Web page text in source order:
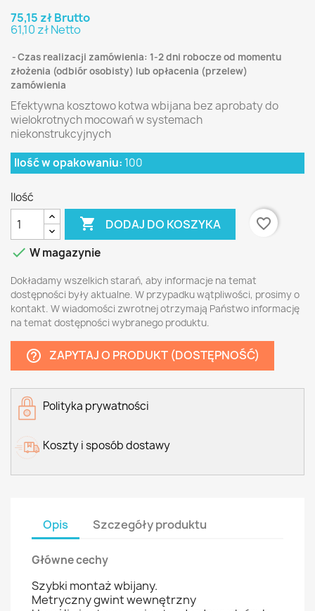
75,15 zł Brutto
61,10 zł Netto
Czas realizacji zamówienia: 1-2 dni robocze od momentu
złożenia (odbiór osobisty) lub opłacenia (przelew)
zamówienia
Efektywna kosztowo kotwa wbijana bez aprobaty do
wielokrotnych mocowań w systemach
niekonstrukcyjnych
Ilość w opakowaniu: 100
Ilość
 DODAJ DO KOSZYKA
favorite_border
 W magazynie
Dokładamy wszelkich starań, aby informacje na temat
dostępności były aktualne. W przypadku wątpliwości, prosimy o
kontakt. W wiadomości zwrotnej otrzymają Państwo informację
na temat dostępności wybranego produktu.
help_outline ZAPYTAJ O PRODUKT (DOSTĘPNOŚĆ)
Polityka prywatności
Koszty i sposób dostawy
Opis Szczegóły produktu
Główne cechy
Szybki montaż wbijany.
Metryczny gwint wewnętrzny